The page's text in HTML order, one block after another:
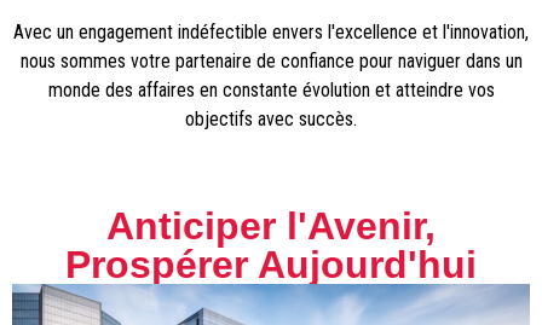
Avec un engagement indéfectible envers l'excellence et l'innovation,
nous sommes votre partenaire de confiance pour naviguer dans un
monde des affaires en constante évolution et atteindre vos
objectifs avec succès.
Anticiper l'Avenir,
Prospérer Aujourd'hui